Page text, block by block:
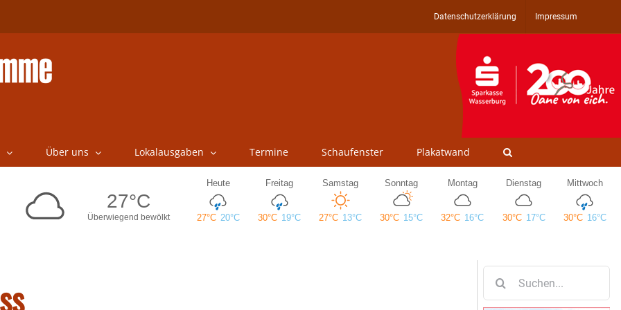
Datenschutzerklärung Impressum
Über uns Lokalausgaben Termine Schaufenster Plakatwand
nach: